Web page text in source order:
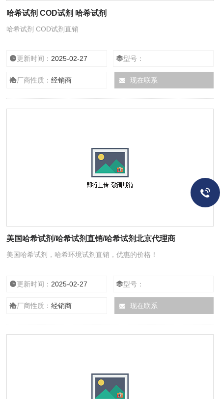
哈希试剂 COD试剂 哈希试剂
哈希试剂 COD试剂直销
更新时间： 2025-02-27 型号：
厂商性质：经销商 现在联系
美国哈希试剂/哈希试剂直销/哈希试剂北京代理商
美国哈希试剂，哈希环境试剂直销，优惠的价格！
更新时间： 2025-02-27 型号：
厂商性质：经销商 现在联系